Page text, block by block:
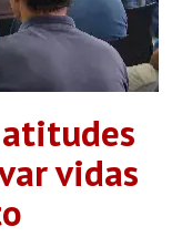
vidas